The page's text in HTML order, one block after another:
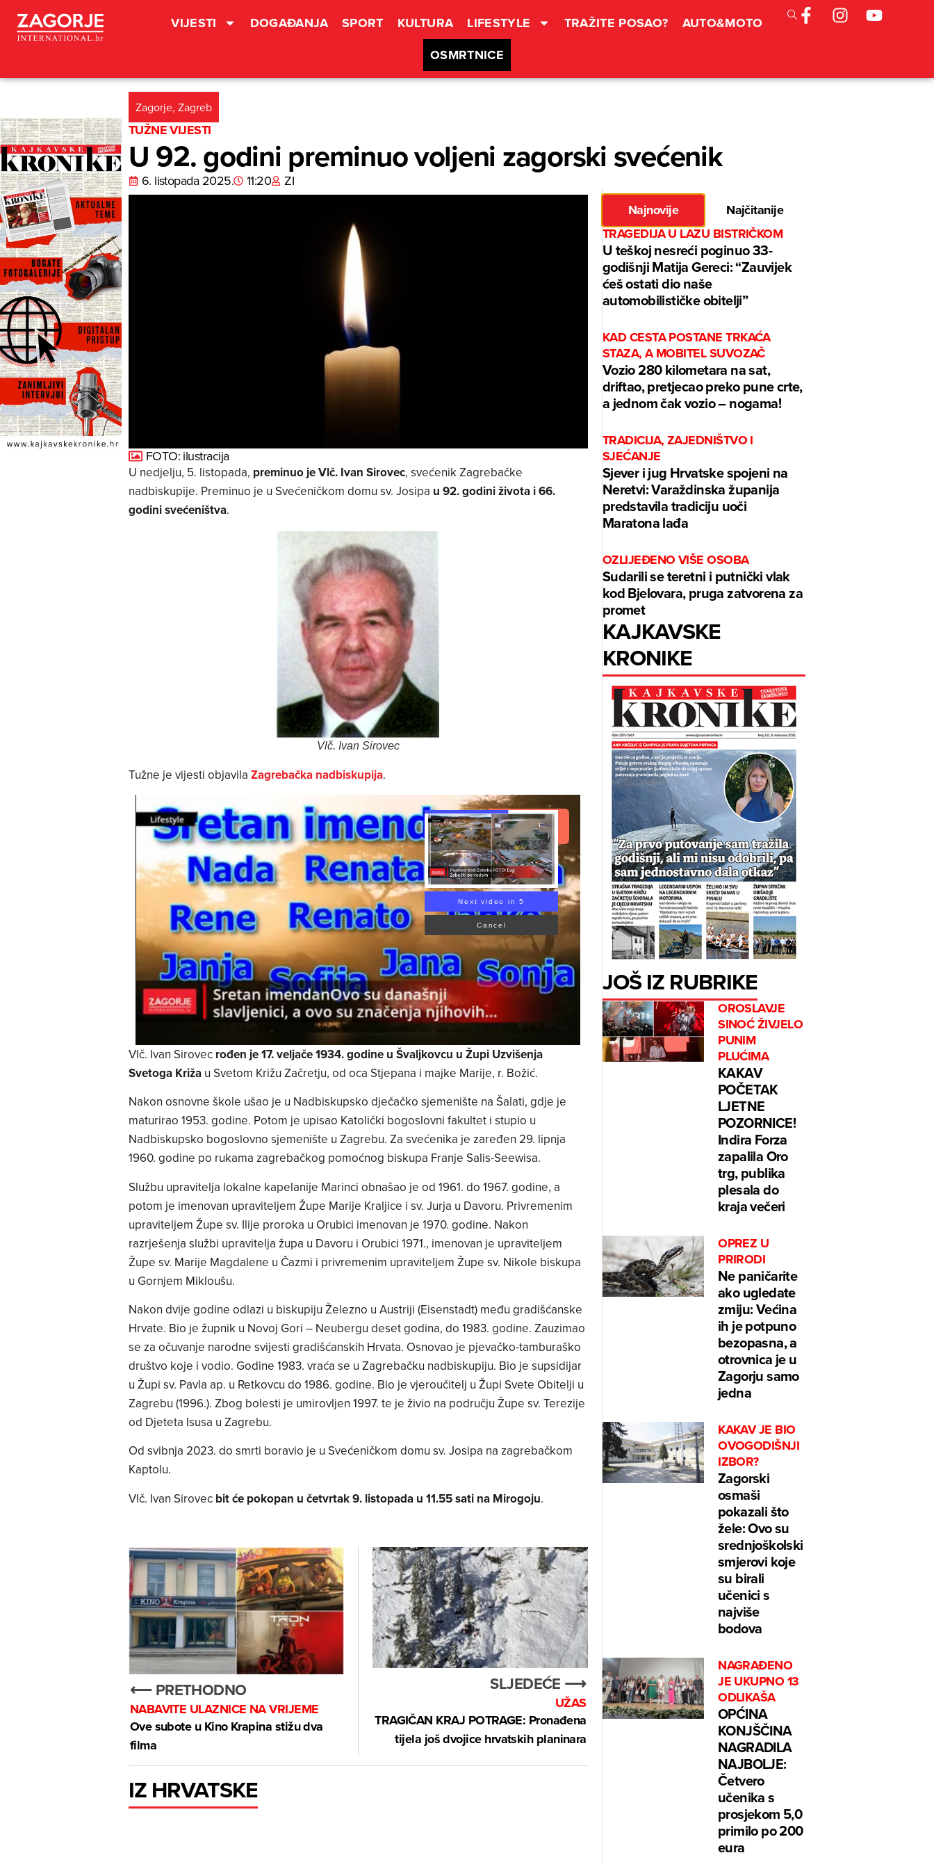
VIJESTI DOGAĐANJA SPORT KULTURA LIFESTYLE TRAŽITE POSAO?
AUTO&MOTO
OSMRTNICE
Zagorje, Zagreb
TUŽNE VIJESTI
U 92. godini preminuo voljeni zagorski svećenik
6. listopada 2025. 11:20 ZI
FOTO: ilustracija
U nedjelju, 5. listopada, preminuo je Vlč. Ivan Sirovec, svećenik Zagrebačke
nadbiskupije. Preminuo je u Svećeničkom domu sv. Josipa u 92. godini života i 66.
godini svećeništva.
Vlč. Ivan Sirovec
Tužne je vijesti objavila Zagrebačka nadbiskupija.
Read Article
Next video in 4
Cancel
Vlč. Ivan Sirovec rođen je 17. veljače 1934. godine u Švaljkovcu u Župi Uzvišenja
Svetoga Križa u Svetom Križu Začretju, od oca Stjepana i majke Marije, r. Božić.
Nakon osnovne škole ušao je u Nadbiskupsko dječačko sjemenište na Šalati, gdje je
maturirao 1953. godine. Potom je upisao Katolički bogoslovni fakultet i stupio u
Nadbiskupsko bogoslovno sjemenište u Zagrebu. Za svećenika je zaređen 29. lipnja
1960. godine po rukama zagrebačkog pomoćnog biskupa Franje Salis-Seewisa.
Službu upravitelja lokalne kapelanije Marinci obnašao je od 1961. do 1967. godine, a
potom je imenovan upraviteljem Župe Marije Kraljice i sv. Jurja u Davoru. Privremenim
upraviteljem Župe sv. Ilije proroka u Orubici imenovan je 1970. godine. Nakon
razrješenja službi upravitelja župa u Davoru i Orubici 1971., imenovan je upraviteljem
Župe sv. Marije Magdalene u Čazmi i privremenim upraviteljem Župe sv. Nikole biskupa
u Gornjem Mikloušu.
Nakon dvije godine odlazi u biskupiju Železno u Austriji (Eisenstadt) među gradišćanske
Hrvate. Bio je župnik u Novoj Gori – Neubergu deset godina, do 1983. godine. Zauzimao
se za očuvanje narodne svijesti gradišćanskih Hrvata. Osnovao je pjevačko-tamburaško
društvo koje i vodio. Godine 1983. vraća se u Zagrebačku nadbiskupiju. Bio je supsidijar
u Župi sv. Pavla ap. u Retkovcu do 1986. godine. Bio je vjeroučitelj u Župi Svete Obitelji u
Zagrebu (1996.). Zbog bolesti je umirovljen 1997. te je živio na području Župe sv. Terezije
od Djeteta Isusa u Zagrebu.
Od svibnja 2023. do smrti boravio je u Svećeničkom domu sv. Josipa na zagrebačkom
Kaptolu.
Vlč. Ivan Sirovec bit će pokopan u četvrtak 9. listopada u 11.55 sati na Mirogoju.
⟵ PRETHODNO
NABAVITE ULAZNICE NA VRIJEME
Ove subote u Kino Krapina stižu dva
filma
SLJEDEĆE ⟶
UŽAS
TRAGIČAN KRAJ POTRAGE: Pronađena
tijela još dvojice hrvatskih planinara
IZ HRVATSKE
Najnovije
Najčitanije
TRAGEDIJA U LAZU BISTRIČKOM
U teškoj nesreći poginuo 33-
godišnji Matija Gereci: “Zauvijek
ćeš ostati dio naše
automobilističke obitelji”
KAD CESTA POSTANE TRKAĆA
STAZA, A MOBITEL SUVOZAČ
Vozio 280 kilometara na sat,
driftao, pretjecao preko pune crte,
a jednom čak vozio – nogama!
TRADICIJA, ZAJEDNIŠTVO I
SJEĆANJE
Sjever i jug Hrvatske spojeni na
Neretvi: Varaždinska županija
predstavila tradiciju uoči
Maratona lađa
OZLIJEĐENO VIŠE OSOBA
Sudarili se teretni i putnički vlak
kod Bjelovara, pruga zatvorena za
promet
KAJKAVSKE
KRONIKE
JOŠ IZ RUBRIKE
OROSLAVJE
SINOĆ ŽIVJELO
PUNIM
PLUĆIMA
KAKAV
POČETAK
LJETNE
POZORNICE!
Indira Forza
zapalila Oro
trg, publika
plesala do
kraja večeri
OPREZ U
PRIRODI
Ne paničarite
ako ugledate
zmiju: Većina
ih je potpuno
bezopasna, a
otrovnica je u
Zagorju samo
jedna
KAKAV JE BIO
OVOGODIŠNJI
IZBOR?
Zagorski
osmaši
pokazali što
žele: Ovo su
srednjoškolski
smjerovi koje
su birali
učenici s
najviše
bodova
NAGRAĐENO
JE UKUPNO 13
ODLIKAŠA
OPĆINA
KONJŠČINA
NAGRADILA
NAJBOLJE:
Četvero
učenika s
prosjekom 5,0
primilo po 200
eura